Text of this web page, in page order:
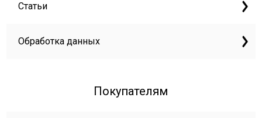
Статьи
Обработка данных
Покупателям